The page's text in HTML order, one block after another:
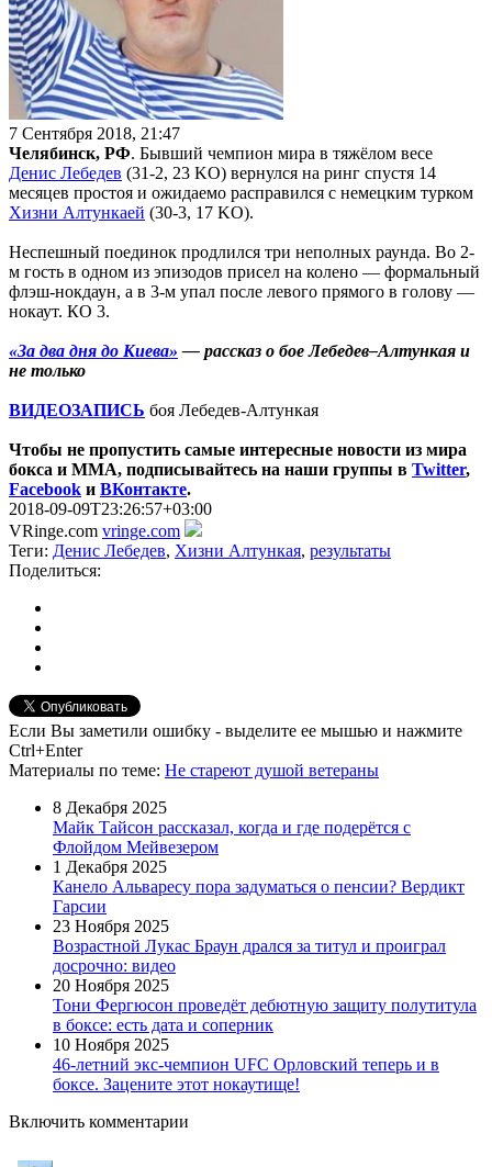
7 Сентября 2018, 21:47
Челябинск, РФ. Бывший чемпион мира в тяжёлом весе
Денис Лебедев (31-2, 23 KO) вернулся на ринг спустя 14
месяцев простоя и ожидаемо расправился с немецким турком
Хизни Алтункаей (30-3, 17 KO).
Неспешный поединок продлился три неполных раунда. Во 2-
м гость в одном из эпизодов присел на колено — формальный
флэш-нокдаун, а в 3-м упал после левого прямого в голову —
нокаут. КО 3.
«За два дня до Киева» — рассказ о бое Лебедев–Алтункая и
не только
ВИДЕОЗАПИСЬ боя Лебедев-Алтункая
Чтобы не пропустить самые интересные новости из мира
бокса и ММА, подписывайтесь на наши группы в Twitter,
Facebook и ВКонтакте.
2018-09-09T23:26:57+03:00
VRinge.com vringe.com
Теги: Денис Лебедев, Хизни Алтункая, результаты
Поделиться:
Если Вы заметили ошибку - выделите ее мышью и нажмите
Ctrl+Enter
Материалы по теме: Не стареют душой ветераны
8 Декабря 2025
Майк Тайсон рассказал, когда и где подерётся с
Флойдом Мейвезером
1 Декабря 2025
Канело Альваресу пора задуматься о пенсии? Вердикт
Гарсии
23 Ноября 2025
Возрастной Лукас Браун дрался за титул и проиграл
досрочно: видео
20 Ноября 2025
Тони Фергюсон проведёт дебютную защиту полутитула
в боксе: есть дата и соперник
10 Ноября 2025
46-летний экс-чемпион UFC Орловский теперь и в
боксе. Зацените этот нокаутище!
Включить комментарии